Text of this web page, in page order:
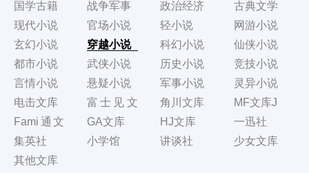
国学古籍
战争军事 政治经济
古典文学
现代小说
官场小说 轻小说
网游小说
玄幻小说
穿越小说 科幻小说
仙侠小说
都市小说
武侠小说 历史小说
竞技小说
言情小说
悬疑小说 军事小说
灵异小说
电击文库
富士见文
库
角川文库
MF文库J
Fami通文
库
GA文库 HJ文库
一迅社
集英社
小学馆 讲谈社
少女文库
其他文库